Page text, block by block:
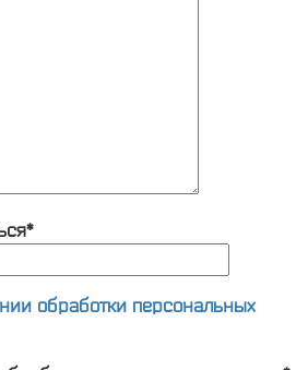
обработки персональных